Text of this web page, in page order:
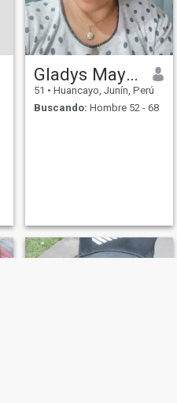
Gladys Mayta Ricse
51 • Huancayo, Junín, Perú
Buscando: Hombre 52 - 68